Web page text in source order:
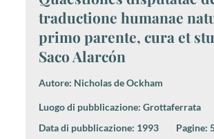
traductione humanae
primo parente, cura et
Saco Alarcón
Autore: Nicholas de Ockham
Luogo di pubblicazione: Grottaferrata
Data di pubblicazione: 1993 Pagine: